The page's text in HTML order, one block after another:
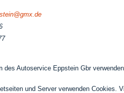
des Autoservice Eppstein Gbr
und Server verwenden Cookies.